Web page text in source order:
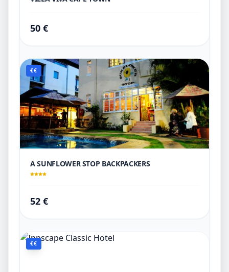
50 €
€€
A SUNFLOWER STOP BACKPACKERS
52 €
€€